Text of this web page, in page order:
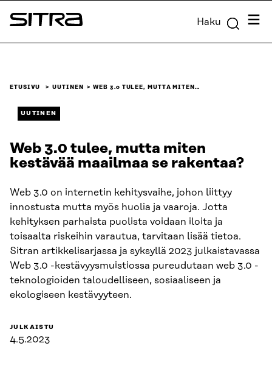
Siirry
suoraan
Sitra Haku
ETUSIVU UUTINEN WEB 3.0 TULEE, MUTTA MITEN…
UUTINEN
Web 3.0 tulee, mutta miten
kestävää maailmaa se rakentaa?
Web 3.0 on internetin kehitysvaihe, johon liittyy
innostusta mutta myös huolia ja vaaroja. Jotta
kehityksen parhaista puolista voidaan iloita ja
toisaalta riskeihin varautua, tarvitaan lisää tietoa.
Sitran artikkelisarjassa ja syksyllä 2023 julkaistavassa
Web 3.0 -kestävyysmuistiossa pureudutaan web 3.0 -
teknologioiden taloudelliseen, sosiaaliseen ja
ekologiseen kestävyyteen.
JULKAISTU
4.5.2023